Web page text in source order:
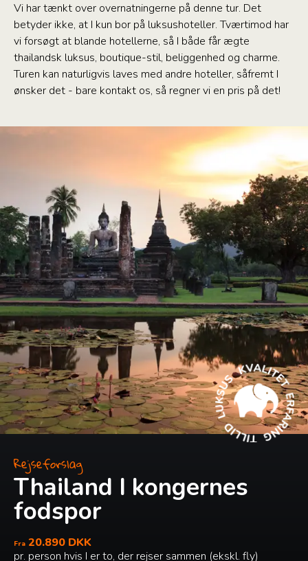
Vi har tænkt over overnatningerne på denne tur. Det
betyder ikke, at I kun bor på luksushoteller. Tværtimod har
vi forsøgt at blande hotellerne, så I både får ægte
thailandsk luksus, boutique-stil, beliggenhed og charme.
Turen kan naturligvis laves med andre hoteller, såfremt I
ønsker det - bare kontakt os, så regner vi en pris på det!
Rejseforslag
Thailand I kongernes
fodspor
Fra 20.890 DKK
pr. person hvis I er to, der rejser sammen (ekskl. fly)